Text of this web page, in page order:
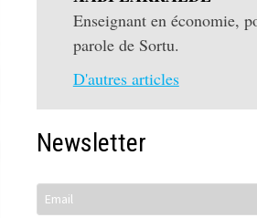
Enseignant en économie,
parole de Sortu.
D'autres articles
Newsletter